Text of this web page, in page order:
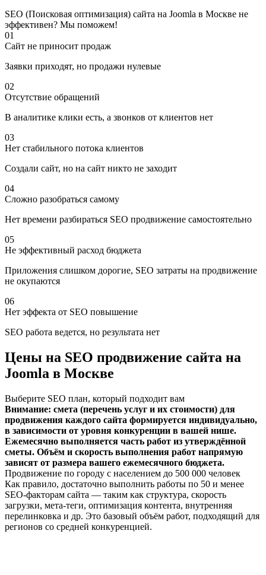
SEO (Поисковая оптимизация) сайта на Joomla в Москве не
эффективен? Мы поможем!
01
Сайт не приносит продаж
Заявки приходят, но продажи нулевые
02
Отсутствие обращений
В аналитике клики есть, а звонков от клиентов нет
03
Нет стабильного потока клиентов
Создали сайт, но на сайт никто не заходит
04
Сложно разобраться самому
Нет времени разбираться SEO продвижение самостоятельно
05
Не эффективный расход бюджета
Приложения слишком дорогие, SEO затраты на продвижение
не окупаются
06
Нет эффекта от SEO повышение
SEO работа ведется, но результата нет
Цены на SEO продвижение сайта на
Joomla в Москве
Выберите SEO план, который подходит вам
Внимание: смета (перечень услуг и их стоимости) для
продвижения каждого сайта формируется индивидуально,
в зависимости от уровня конкуренции в вашей нише.
Ежемесячно выполняется часть работ из утверждённой
сметы. Объём и скорость выполнения работ напрямую
зависят от размера вашего ежемесячного бюджета.
Продвижение по городу с населением до 500 000 человек
Как правило, достаточно выполнить работы по 50 и менее
SEO-факторам сайта — таким как структура, скорость
загрузки, мета-теги, оптимизация контента, внутренняя
перелинковка и др. Это базовый объём работ, подходящий для
регионов со средней конкуренцией.